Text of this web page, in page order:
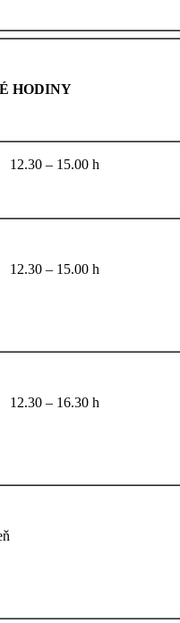
HODINY
– 15.00 h
– 15.00 h
– 16.30 h